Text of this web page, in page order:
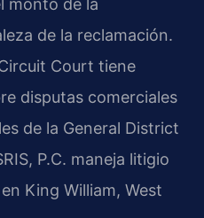
monto de la
de la reclamación.
Court tiene
disputas comerciales
de la General District
P.C. maneja litigio
King William, West